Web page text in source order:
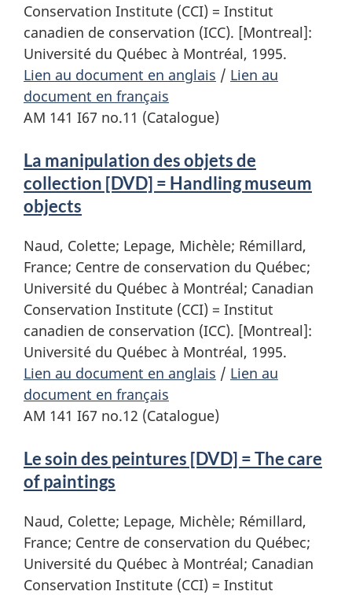
Conservation Institute (CCI) = Institut
canadien de conservation (ICC). [Montreal]:
Université du Québec à Montréal, 1995.
Lien au document en anglais / Lien au
document en français
AM 141 I67 no.11 (Catalogue)
La manipulation des objets de
collection [DVD] = Handling museum
objects
Naud, Colette; Lepage, Michèle; Rémillard,
France; Centre de conservation du Québec;
Université du Québec à Montréal; Canadian
Conservation Institute (CCI) = Institut
canadien de conservation (ICC). [Montreal]:
Université du Québec à Montréal, 1995.
Lien au document en anglais / Lien au
document en français
AM 141 I67 no.12 (Catalogue)
Le soin des peintures [DVD] = The care
of paintings
Naud, Colette; Lepage, Michèle; Rémillard,
France; Centre de conservation du Québec;
Université du Québec à Montréal; Canadian
Conservation Institute (CCI) = Institut